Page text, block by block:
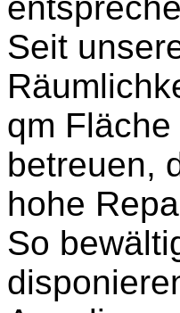
Seit
qm
betreuen,
hohe
So